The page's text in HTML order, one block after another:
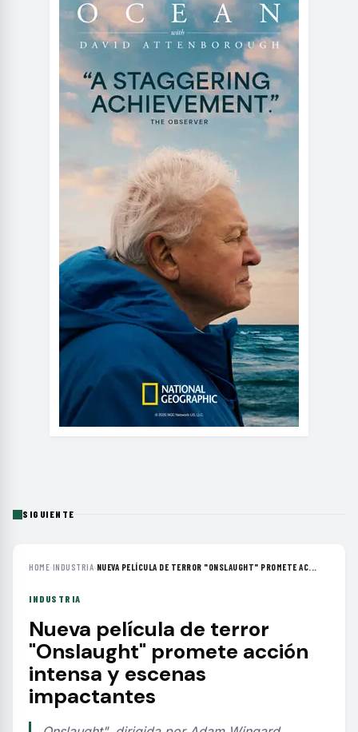
SIGUIENTE
HOME›INDUSTRIA› NUEVA PELÍCULA DE TERROR "ONSLAUGHT" PROMETE AC...
INDUSTRIA
Nueva película de terror
"Onslaught" promete acción
intensa y escenas
impactantes